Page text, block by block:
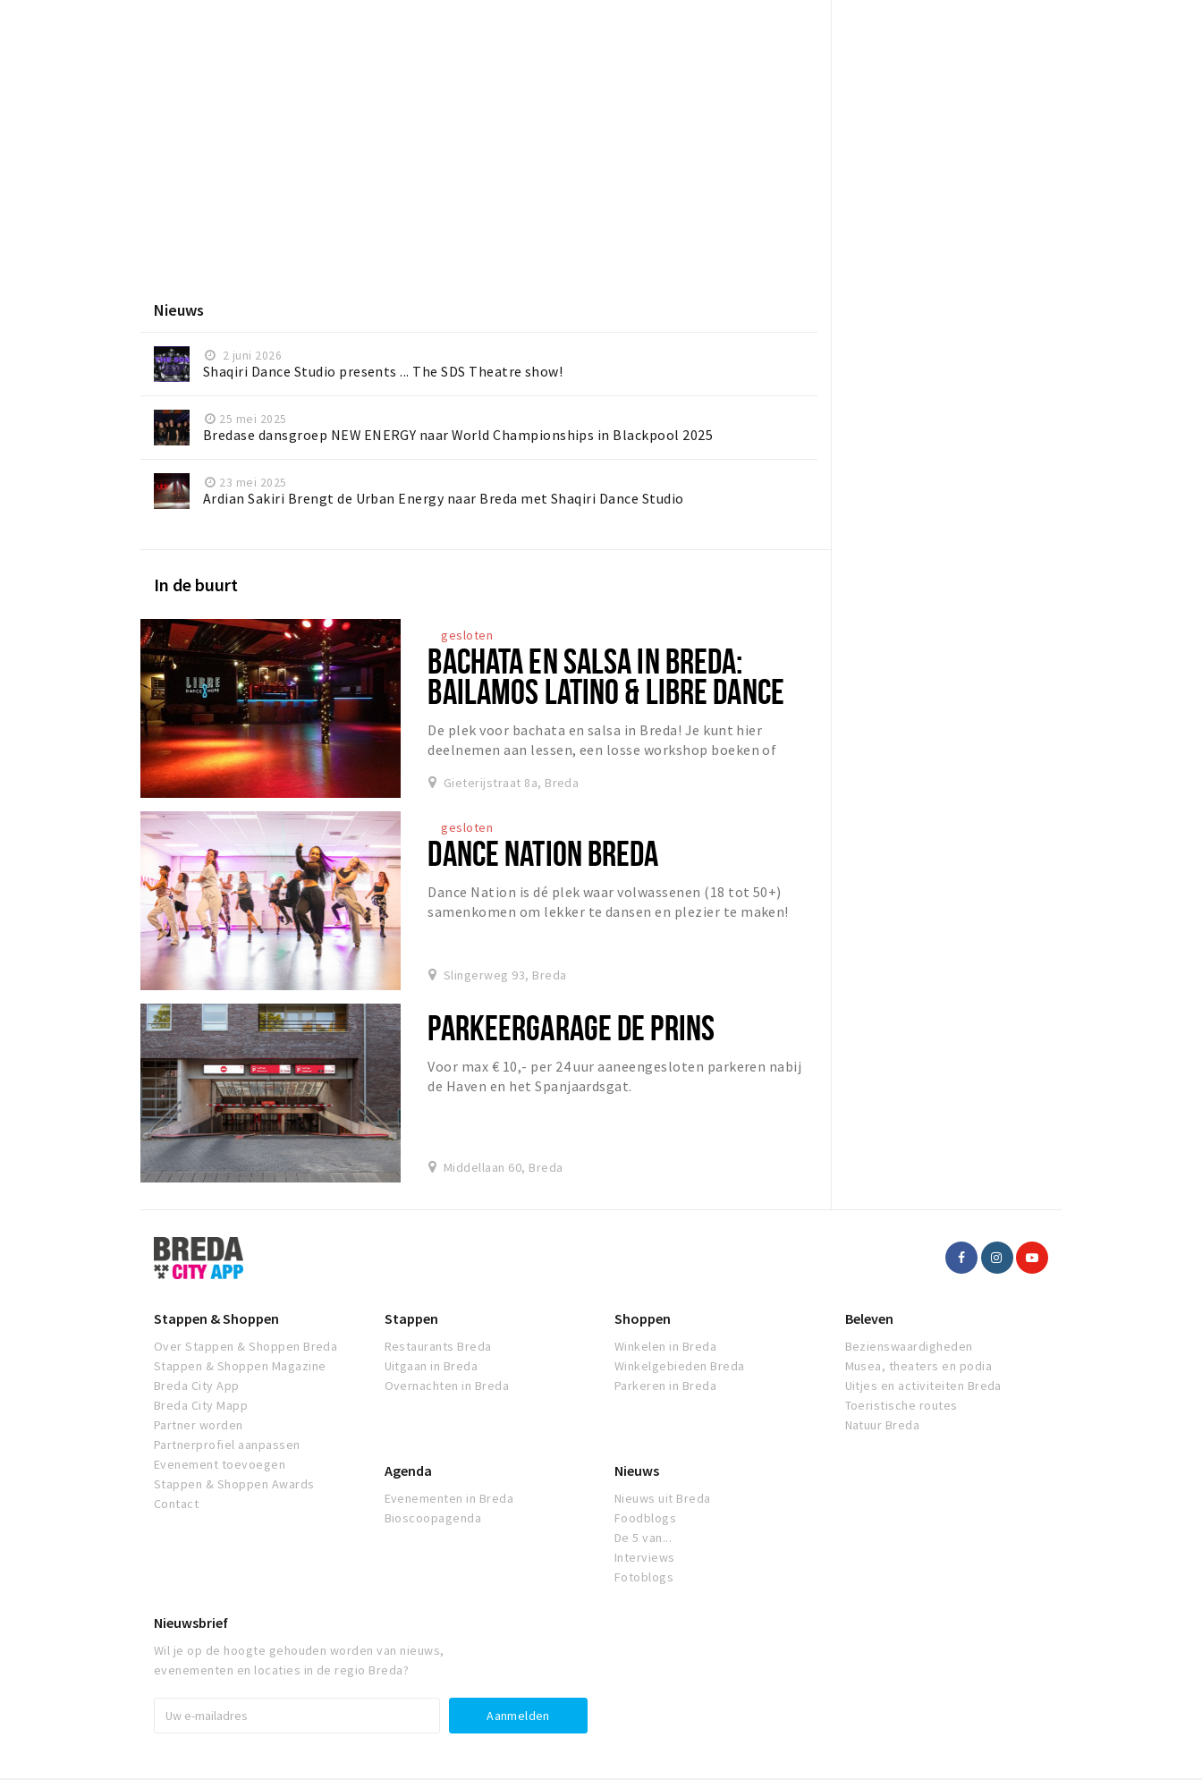
Nieuws
2 juni 2026
Shaqiri Dance Studio presents ... The SDS Theatre show!
25 mei 2025
Bredase dansgroep NEW ENERGY naar World Championships in Blackpool 2025
23 mei 2025
Ardian Sakiri Brengt de Urban Energy naar Breda met Shaqiri Dance Studio
In de buurt
gesloten
BACHATA EN SALSA IN BREDA:
BAILAMOS LATINO & LIBRE DANCE
De plek voor bachata en salsa in Breda! Je kunt hier
deelnemen aan lessen, een losse workshop boeken of
Gieterijstraat 8a, Breda
gesloten
DANCE NATION BREDA
Dance Nation is dé plek waar volwassenen (18 tot 50+)
samenkomen om lekker te dansen en plezier te maken!
Slingerweg 93, Breda
PARKEERGARAGE DE PRINS
Voor max € 10,- per 24 uur aaneengesloten parkeren nabij
de Haven en het Spanjaardsgat.
Middellaan 60, Breda
Stappen
&
Shoppen
Stappen & Shoppen
Over Stappen & Shoppen Breda
Stappen & Shoppen Magazine
Breda City App
Breda City Mapp
Partner worden
Partnerprofiel aanpassen
Evenement toevoegen
Stappen & Shoppen Awards
Contact
Stappen
Restaurants Breda
Uitgaan in Breda
Overnachten in Breda
Shoppen
Winkelen in Breda
Winkelgebieden Breda
Parkeren in Breda
Beleven
Bezienswaardigheden
Musea, theaters en podia
Uitjes en activiteiten Breda
Toeristische routes
Natuur Breda
Agenda
Evenementen in Breda
Bioscoopagenda
Nieuws
Nieuws uit Breda
Foodblogs
De 5 van...
Interviews
Fotoblogs
Nieuwsbrief
Wil je op de hoogte gehouden worden van nieuws,
evenementen en locaties in de regio Breda?